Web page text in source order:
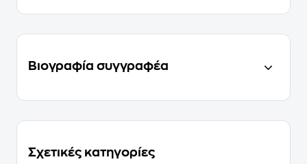
Βιογραφία συγγραφέα
Σχετικές κατηγορίες